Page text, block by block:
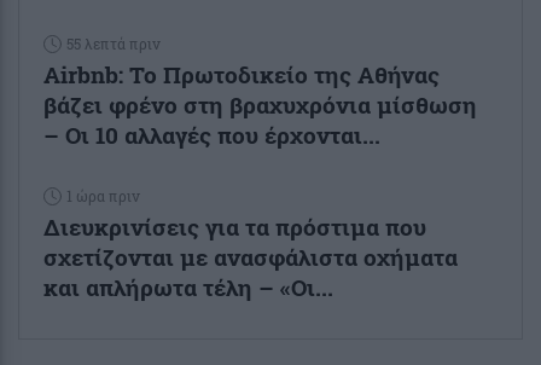
55 λεπτά πριν
Airbnb: Το Πρωτοδικείο της Αθήνας
βάζει φρένο στη βραχυχρόνια μίσθωση
– Οι 10 αλλαγές που έρχονται...
1 ώρα πριν
Διευκρινίσεις για τα πρόστιμα που
σχετίζονται με ανασφάλιστα οχήματα
και απλήρωτα τέλη – «Οι...